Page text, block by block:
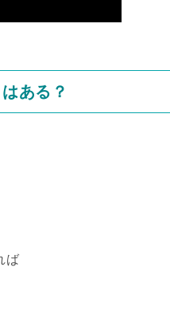
ある？
ば